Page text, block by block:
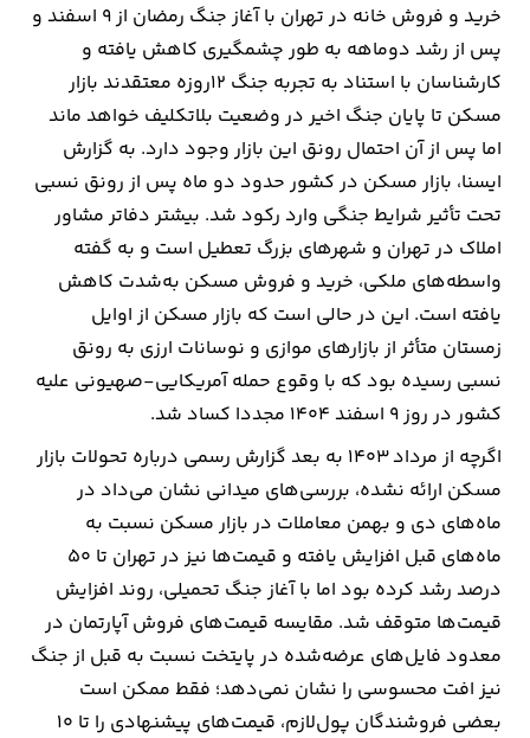
و
مسکن
اقتصاد
ایران
ارتباطات
خودرو
عمومی
نوتیف
شناور
خرید و فروش خانه در تهران با آغاز جنگ رمضان از ۹ اسفند و
پس از رشد دو‌ماهه به طور چشمگیری کاهش یافته و
کارشناسان با استناد به تجربه جنگ ۱۲روزه معتقدند بازار
مسکن تا پایان جنگ اخیر در وضعیت بلاتکلیف خواهد ماند
اما پس از آن احتمال رونق این بازار وجود دارد. به گزارش
ایسنا، بازار مسکن در کشور حدود دو ماه پس از رونق نسبی
تحت تأثیر شرایط جنگی وارد رکود شد. بیشتر دفاتر مشاور
املاک در تهران و شهرهای بزرگ تعطیل است و به گفته
واسطه‌های ملکی، خرید و فروش مسکن به‌شدت کاهش
یافته است. این در حالی است که بازار مسکن از اوایل
زمستان متأثر از بازارهای موازی و نوسانات ارزی به رونق
نسبی رسیده بود که با وقوع حمله آمریکایی-صهیونی علیه
کشور در روز ۹ اسفند ۱۴۰۴ مجددا کساد شد.
اگرچه از مرداد ۱۴۰۳ به بعد گزارش رسمی درباره تحولات بازار
مسکن ارائه نشده، بررسی‌های میدانی نشان می‌داد در
ماه‌های دی و بهمن معاملات در بازار مسکن نسبت به
ماه‌های قبل افزایش یافته و قیمت‌ها نیز در تهران تا ۵۰
درصد رشد کرده بود اما با آغاز جنگ تحمیلی، روند افزایش
قیمت‌ها متوقف شد. مقایسه قیمت‌های فروش آپارتمان در
معدود فایل‌های عرضه‌شده در پایتخت نسبت به قبل از جنگ
نیز افت محسوسی را نشان نمی‌دهد؛ فقط ممکن است
بعضی فروشندگان پول‌لازم، قیمت‌های پیشنهادی را تا ۱۰